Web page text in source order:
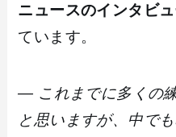
ニュースのインタビ
ています。
― これまでに多くの
と思いますが、中で